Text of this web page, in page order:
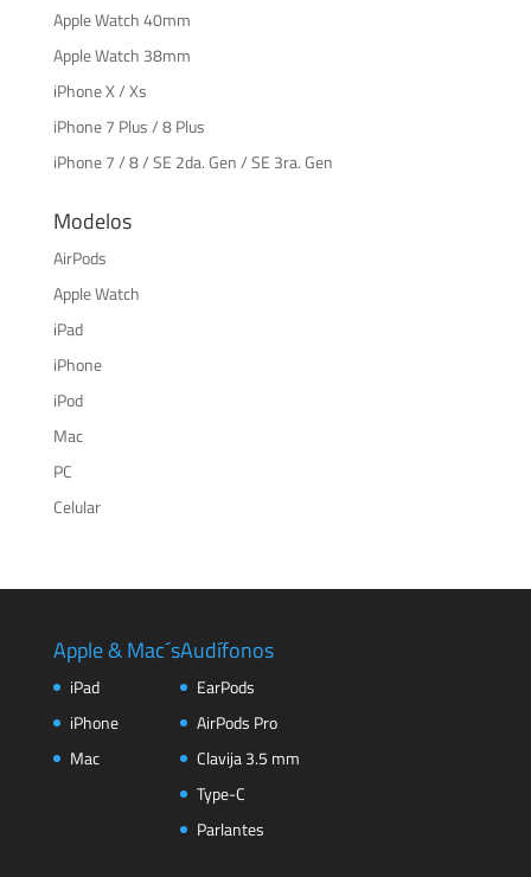
Apple Watch 40mm
Apple Watch 38mm
iPhone X / Xs
iPhone 7 Plus / 8 Plus
iPhone 7 / 8 / SE 2da. Gen / SE 3ra. Gen
Modelos
AirPods
Apple Watch
iPad
iPhone
iPod
Mac
PC
Celular
Apple & Mac´s
iPad
iPhone
Mac
Audífonos
EarPods
AirPods Pro
Clavija 3.5 mm
Type-C
Parlantes